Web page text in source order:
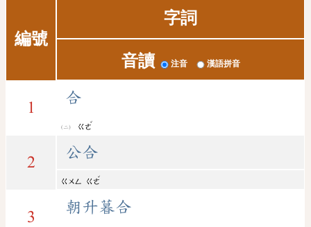
編號
字詞
音讀 注音 漢語拼音
1
合
ㄍㄜ
ˇ
2
公合
ㄍㄨㄥ ㄍㄜ
ˇ
3
朝升暮合